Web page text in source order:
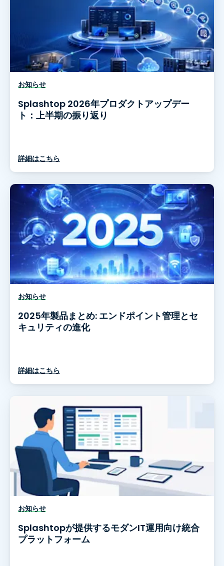
お知らせ
Splashtop 2026年プロダクトアップデー
ト：上半期の振り返り
詳細はこちら
お知らせ
2025年製品まとめ: エンドポイント管理とセ
キュリティの進化
詳細はこちら
お知らせ
Splashtopが提供するモダンIT運用向け統合
プラットフォーム